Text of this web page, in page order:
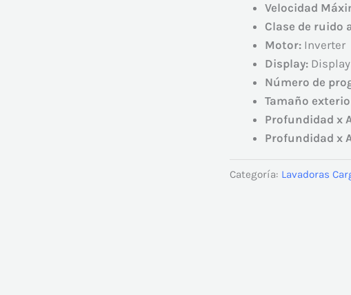
Velocidad
Clase de ruido
Motor: Inverter
Display: Display
Número de
Tamaño
Profundidad x
Profundidad x
Categoría: Lavadoras